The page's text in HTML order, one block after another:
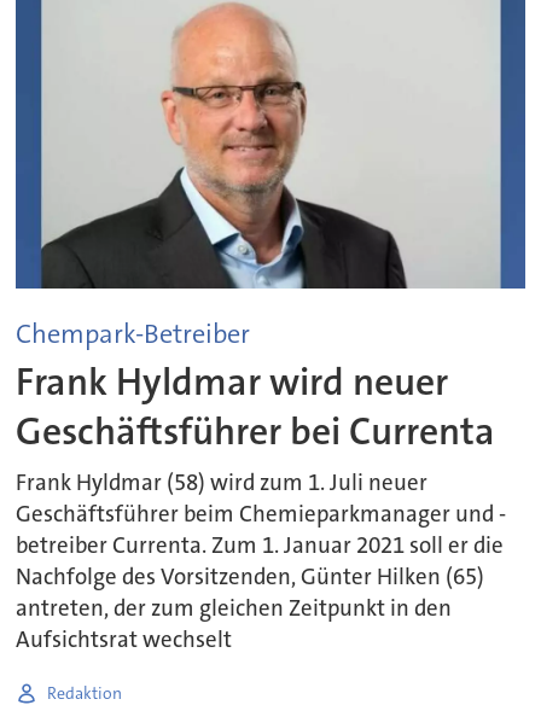
Chempark-Betreiber
Frank Hyldmar wird neuer
Geschäftsführer bei Currenta
Frank Hyldmar (58) wird zum 1. Juli neuer
Geschäftsführer beim Chemieparkmanager und -
betreiber Currenta. Zum 1. Januar 2021 soll er die
Nachfolge des Vorsitzenden, Günter Hilken (65)
antreten, der zum gleichen Zeitpunkt in den
Aufsichtsrat wechselt
Redaktion